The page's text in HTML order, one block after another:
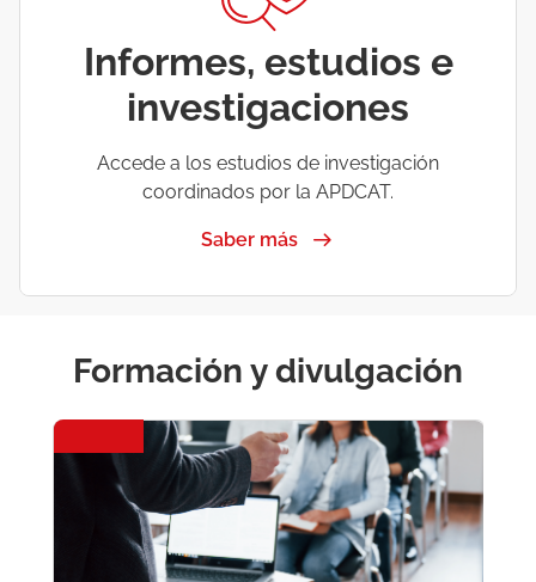
Informes, estudios e
investigaciones
Accede a los estudios de investigación
coordinados por la APDCAT.
Saber más
Formación y divulgación